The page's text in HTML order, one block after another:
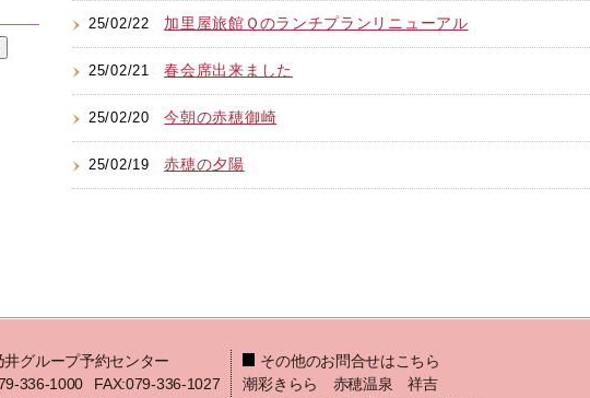
25/02/22 加里屋旅館Ｑのランチプランリニューアル
25/02/21春会席出来ました
25/02/20今朝の赤穂御崎
25/02/19赤穂の夕陽
井グループ予約センター
336-1000
FAX:079-336-1027
その他のお問合せはこちら
潮彩きらら 赤穂温泉 祥吉